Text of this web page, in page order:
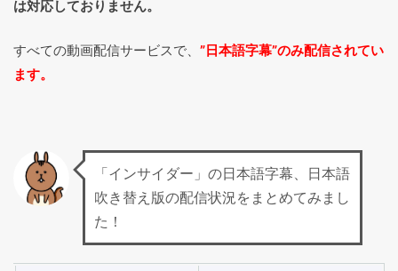
は対応しておりません。
すべての動画配信サービスで、 ”日本語字幕”のみ配信されてい
ます。
「インサイダー」の日本語字幕、日本語
吹き替え版の配信状況をまとめてみまし
た！